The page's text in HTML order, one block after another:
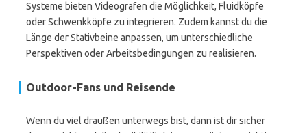
Systeme bieten Videografen die Möglichkeit, Fluidköpfe
oder Schwenkköpfe zu integrieren. Zudem kannst du die
Länge der Stativbeine anpassen, um unterschiedliche
Perspektiven oder Arbeitsbedingungen zu realisieren.
Outdoor-Fans und Reisende
Wenn du viel draußen unterwegs bist, dann ist dir sicher